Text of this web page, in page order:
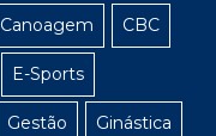
Canoagem CBC
E-Sports
Gestão Ginástica